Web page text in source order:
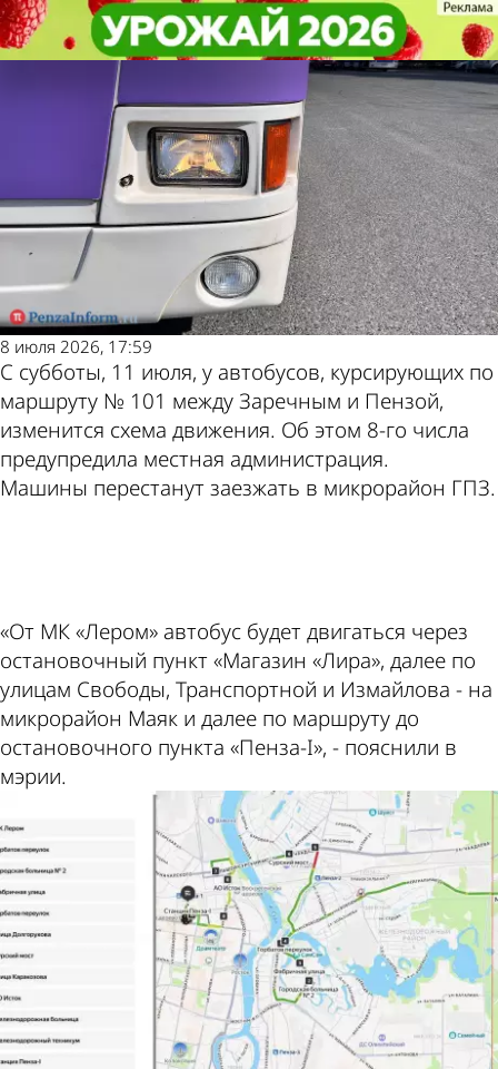
Зареченский автобус № 101
перестанет заезжать на ГПЗ
Общество
8 июля 2026, 17:59
С субботы, 11 июля, у автобусов, курсирующих по
маршруту № 101 между Заречным и Пензой,
изменится схема движения. Об этом 8-го числа
предупредила местная администрация.
Машины перестанут заезжать в микрорайон ГПЗ.
«От МК «Лером» автобус будет двигаться через
остановочный пункт «Магазин «Лира», далее по
улицам Свободы, Транспортной и Измайлова - на
микрорайон Маяк и далее по маршруту до
остановочного пункта «Пенза-I», - пояснили в
мэрии.
Зареченский автобус № 101
перестанет заезжать на ГПЗ
Общество
Другие новости
по теме
Погода и курсы
валют в Пензе